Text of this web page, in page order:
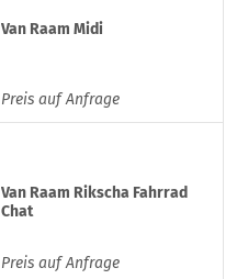
Van Raam Midi
Preis auf Anfrage
Van Raam Rikscha Fahrrad
Chat
Preis auf Anfrage